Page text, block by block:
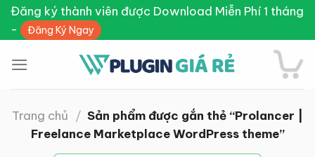
Skip
content
Đăng ký thành viên được Download Miễn Phí 1 tháng
-
Đăng Ký Ngay
Trang chủ / Sản phẩm được gắn thẻ “Prolancer |
Freelance Marketplace WordPress theme”